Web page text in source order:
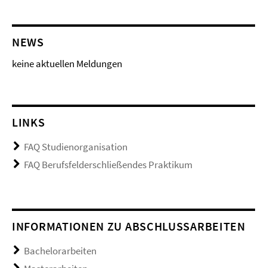
NEWS
keine aktuellen Meldungen
LINKS
FAQ Studienorganisation
FAQ Berufsfelderschließendes Praktikum
INFORMATIONEN ZU ABSCHLUSSARBEITEN
Bachelorarbeiten